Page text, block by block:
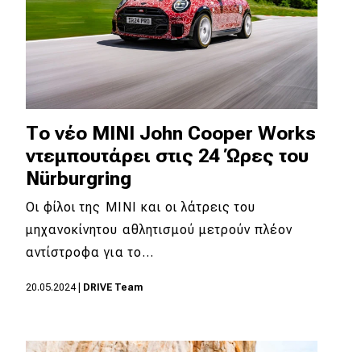
Test Drive
Δοκιμή
Αποστολή
Συγκρίνουμε
Αγώνες
Formula 1
WRC
Motorsport
Tο νέο MINI John Cooper Works
ντεμπουτάρει στις 24 Ώρες του
Nürburgring
Οι φίλοι της MINI και οι λάτρεις του
μηχανοκίνητου αθλητισμού μετρούν πλέον
αντίστροφα για το…
20.05.2024| DRIVE Team